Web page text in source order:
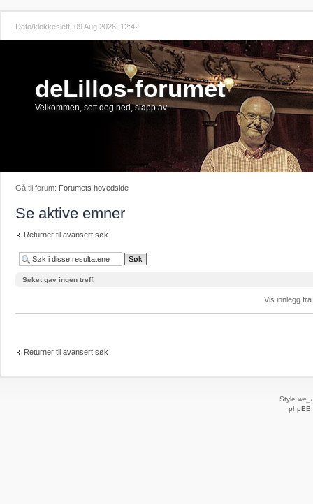
Dato/klokkeslett: 09 Aug 2026, 12:42
deLillos-forumet
Velkommen, sett deg ned, slapp av..
Gå til forum: Forumets hovedside
Se aktive emner
Returner til avansert søk
Søket gav ingen treff.
Vis innlegg
Returner til avansert søk
Style